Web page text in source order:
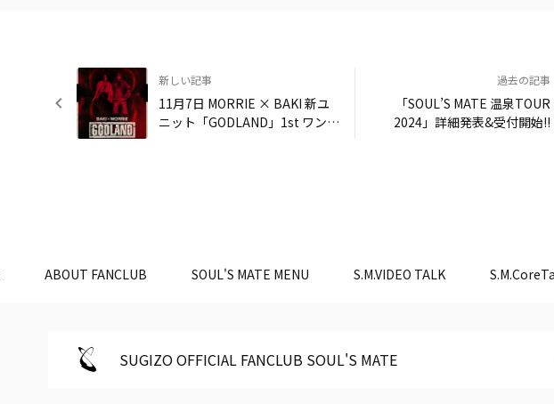
新しい記事
11月7日 MORRIE × BAKI 新ユ
ニット「GODLAND」1st ワンマ
過去の記事
「SOUL’S MATE 温泉TOUR
2024」詳細発表&受付開始!!
ABOUT FANCLUB SOUL'S MATE MENU S.M.VIDEO TALK
SUGIZO OFFICIAL FANCLUB SOUL'S MATE